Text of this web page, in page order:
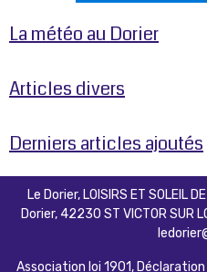
La météo au Dorier
Articles divers
Derniers articles ajoutés
Le Dorier, LOISIRS ET SOLEIL
Dorier, 42230 ST VICTOR SUR
Association loi 1901,